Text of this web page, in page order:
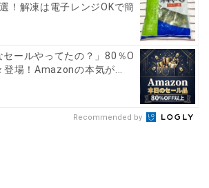
！解凍は電子レンジOKで簡
セールやってたの？」80％O
登場！Amazonの本気が...
Recommended by